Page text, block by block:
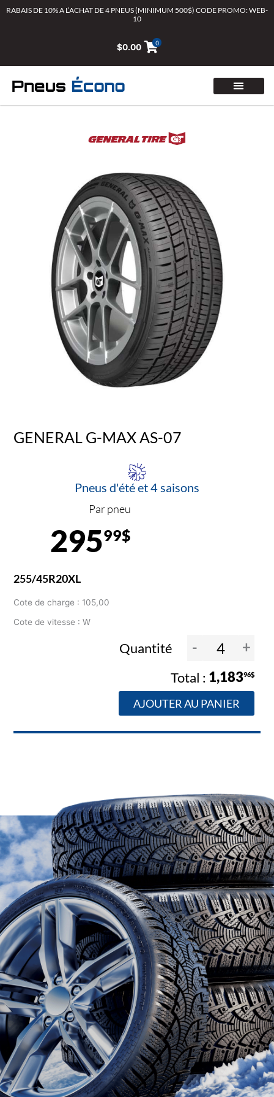
AllerRABAIS DE 10% A L’ACHAT DE 4 PNEUS (MINIMUM 500$) CODE PROMO: WEB-
10
$0.00 0
GENERAL G-MAX AS-07
Pneus d'été et 4 saisons
Par pneu
29599$
255/45R20XL
Cote de charge : 105,00
Cote de vitesse : W
Quantité - +
1,18396$
AJOUTER AU PANIER